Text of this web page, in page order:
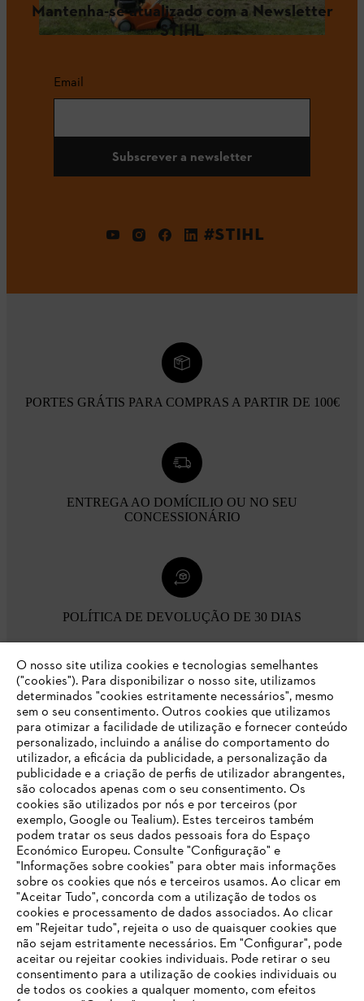
Mantenha-se atualizado com a Newsletter
STIHL
Email
Subscrever a newsletter
#STIHL
PORTES GRÁTIS PARA COMPRAS A PARTIR DE 100€
ENTREGA AO DOMÍCILIO OU NO SEU
CONCESSIONÁRIO
POLÍTICA DE DEVOLUÇÃO DE 30 DIAS
Opções de pagamento
Empresa
FAQs Loja Online
Contacto
O SEU NAVEGADOR NÃO SUPORTA
ESTE WEBSITE
Está utilizar um navegador que ainda não suportamos. Para
obter o melhor uso de nosso site, recomendamos que altere
para um dos seguintes navegadores:
O nosso site utiliza cookies e tecnologias semelhantes
("cookies"). Para disponibilizar o nosso site, utilizamos
determinados "cookies estritamente necessários", mesmo
sem o seu consentimento. Outros cookies que utilizamos
para otimizar a facilidade de utilização e fornecer conteúdo
personalizado, incluindo a análise do comportamento do
utilizador, a eficácia da publicidade, a personalização da
publicidade e a criação de perfis de utilizador abrangentes,
são colocados apenas com o seu consentimento. Os
cookies são utilizados por nós e por terceiros (por
exemplo, Google ou Tealium). Estes terceiros também
podem tratar os seus dados pessoais fora do Espaço
Económico Europeu. Consulte "Configuração" e
"Informações sobre cookies" para obter mais informações
sobre os cookies que nós e terceiros usamos. Ao clicar em
"Aceitar Tudo", concorda com a utilização de todos os
cookies e processamento de dados associados. Ao clicar
em "Rejeitar tudo", rejeita o uso de quaisquer cookies que
não sejam estritamente necessários. Em "Configurar", pode
aceitar ou rejeitar cookies individuais. Pode retirar o seu
consentimento para a utilização de cookies individuais ou
de todos os cookies a qualquer momento, com efeitos